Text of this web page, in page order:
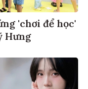
'chơi để học'
Hưng